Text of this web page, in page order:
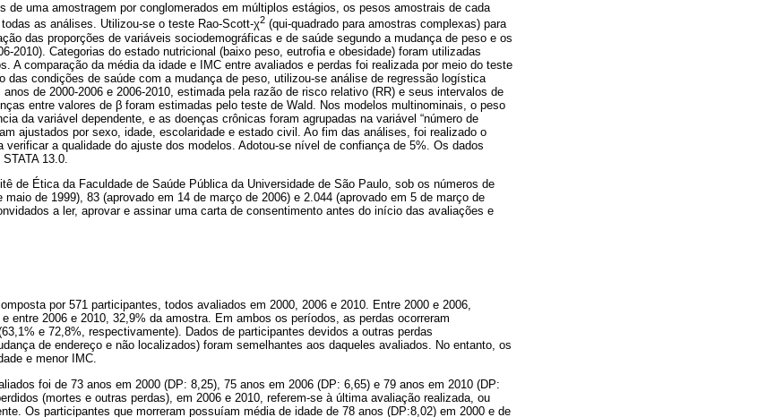
de uma amostragem por conglomerados em múltiplos estágios, os pesos amostrais de cada
as análises. Utilizou-se o teste Rao-Scott-χ2 (qui-quadrado para amostras complexas) para
das proporções de variáveis sociodemográficas e de saúde segundo a mudança de peso e os
2010). Categorias do estado nutricional (baixo peso, eutrofia e obesidade) foram utilizadas
A comparação da média da idade e IMC entre avaliados e perdas foi realizada por meio do teste
das condições de saúde com a mudança de peso, utilizou-se análise de regressão logística
anos de 2000-2006 e 2006-2010, estimada pela razão de risco relativo (RR) e seus intervalos de
entre valores de β foram estimadas pelo teste de Wald. Nos modelos multinominais, o peso
da variável dependente, e as doenças crônicas foram agrupadas na variável “número de
ajustados por sexo, idade, escolaridade e estado civil. Ao fim das análises, foi realizado o
verificar a qualidade do ajuste dos modelos. Adotou-se nível de confiança de 5%. Os dados
13.0.
de Ética da Faculdade de Saúde Pública da Universidade de São Paulo, sob os números de
maio de 1999), 83 (aprovado em 14 de março de 2006) e 2.044 (aprovado em 5 de março de
a ler, aprovar e assinar uma carta de consentimento antes do início das avaliações e
por 571 participantes, todos avaliados em 2000, 2006 e 2010. Entre 2000 e 2006,
entre 2006 e 2010, 32,9% da amostra. Em ambos os períodos, as perdas ocorreram
e 72,8%, respectivamente). Dados de participantes devidos a outras perdas
de endereço e não localizados) foram semelhantes aos daqueles avaliados. No entanto, os
e menor IMC.
foi de 73 anos em 2000 (DP: 8,25), 75 anos em 2006 (DP: 6,65) e 79 anos em 2010 (DP:
(mortes e outras perdas), em 2006 e 2010, referem-se à última avaliação realizada, ou
Os participantes que morreram possuíam média de idade de 78 anos (DP:8,02) em 2000 e de